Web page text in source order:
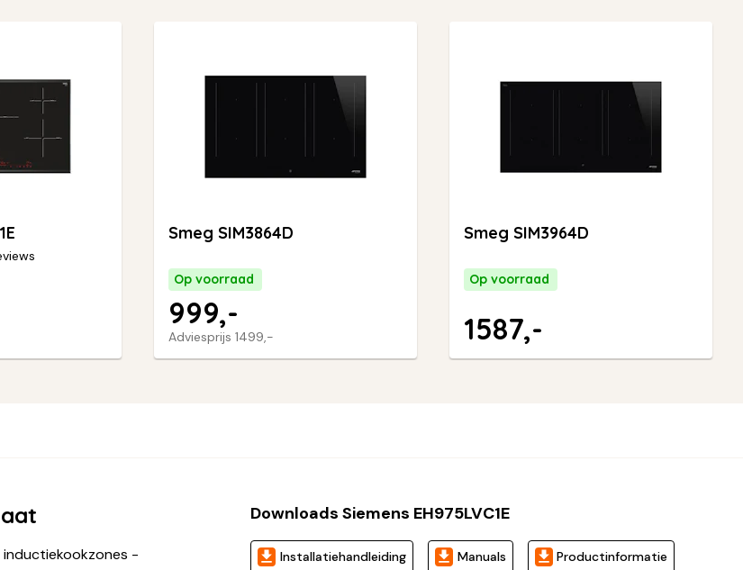
Smeg SIM3864D
Op voorraad
Adviesprijs 1499,-
999,-
Smeg SIM3964D
Op voorraad
1587,-
inductiekookzones -
Downloads Siemens EH975LVC1E
Installatiehandleiding Manuals Productinformatie